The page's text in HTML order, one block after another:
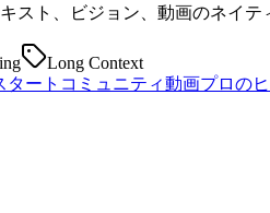
スト、ビジョン、動画のネイ
Long Context
タート コミュニティ動画プロの